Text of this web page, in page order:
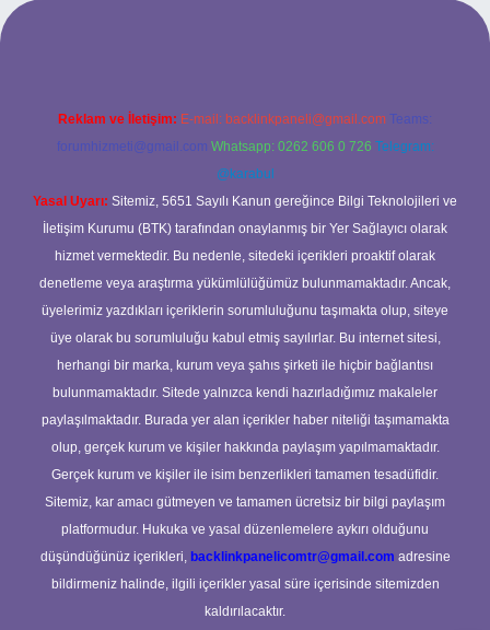
Reklam ve İletişim: E-mail: backlinkpaneli@gmail.com Teams:
forumhizmeti@gmail.com Whatsapp: 0262 606 0 726 Telegram:
@karabul
Yasal Uyarı: Sitemiz, 5651 Sayılı Kanun gereğince Bilgi Teknolojileri ve
İletişim Kurumu (BTK) tarafından onaylanmış bir Yer Sağlayıcı olarak
hizmet vermektedir. Bu nedenle, sitedeki içerikleri proaktif olarak
denetleme veya araştırma yükümlülüğümüz bulunmamaktadır. Ancak,
üyelerimiz yazdıkları içeriklerin sorumluluğunu taşımakta olup, siteye
üye olarak bu sorumluluğu kabul etmiş sayılırlar. Bu internet sitesi,
herhangi bir marka, kurum veya şahıs şirketi ile hiçbir bağlantısı
bulunmamaktadır. Sitede yalnızca kendi hazırladığımız makaleler
paylaşılmaktadır. Burada yer alan içerikler haber niteliği taşımamakta
olup, gerçek kurum ve kişiler hakkında paylaşım yapılmamaktadır.
Gerçek kurum ve kişiler ile isim benzerlikleri tamamen tesadüfidir.
Sitemiz, kar amacı gütmeyen ve tamamen ücretsiz bir bilgi paylaşım
platformudur. Hukuka ve yasal düzenlemelere aykırı olduğunu
düşündüğünüz içerikleri, backlinkpanelicomtr@gmail.com adresine
bildirmeniz halinde, ilgili içerikler yasal süre içerisinde sitemizden
kaldırılacaktır.